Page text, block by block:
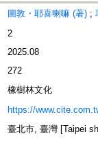
圖敦・耶喜喇嘛 (著) ;
2
2025.08
272
橡樹林文化
https://
臺北市, 臺灣 [Taipei